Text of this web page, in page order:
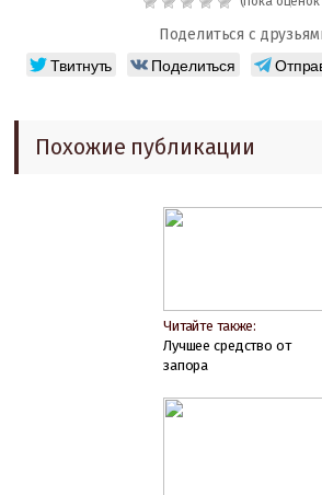
Поделиться с
Твитнуть Поделиться
Похожие публикации
Читайте также:
Лучшее средство от
запора